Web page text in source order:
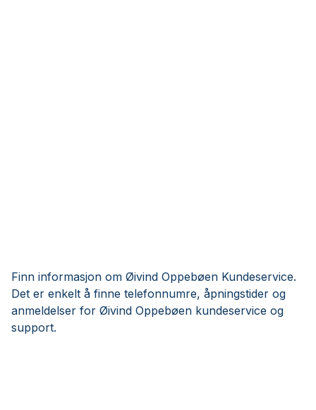
Finn informasjon om Øivind Oppebøen Kundeservice.
Det er enkelt å finne telefonnumre, åpningstider og
anmeldelser for Øivind Oppebøen kundeservice og
support.